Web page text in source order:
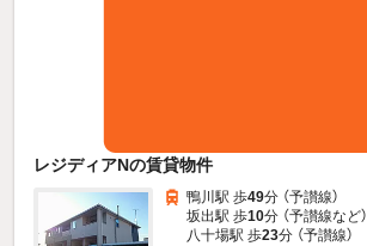
レジディアNの賃貸物件
鴨川駅 歩49分 （予讃線）
坂出駅 歩10分 （予讃線など）
八十場駅 歩23分 （予讃線）